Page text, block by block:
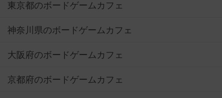
東京都のボードゲームカフェ
神奈川県のボードゲームカフェ
大阪府のボードゲームカフェ
京都府のボードゲームカフェ